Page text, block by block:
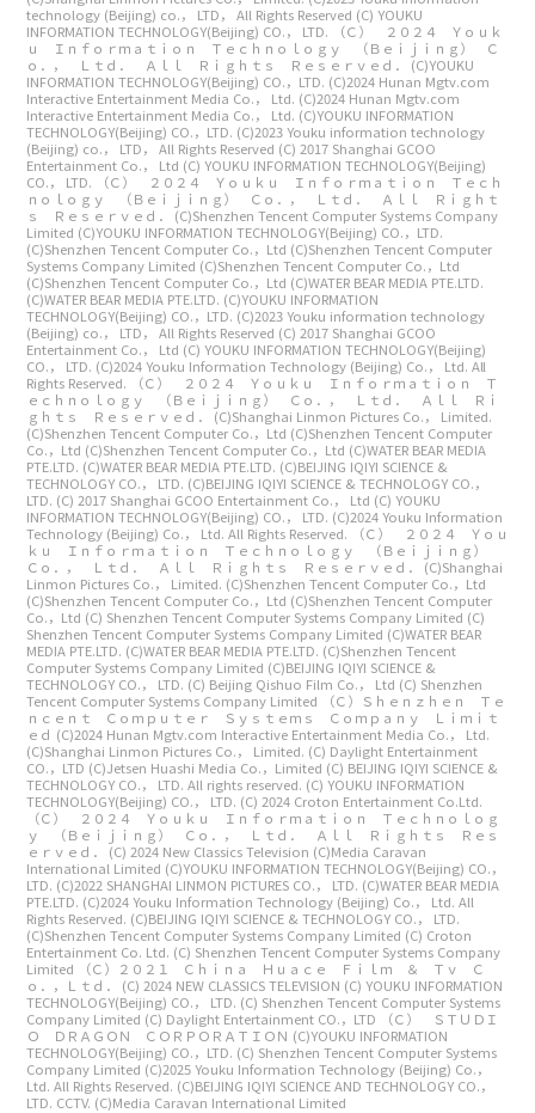
technology (Beijing) co.， LTD， All Rights Reserved (C) YOUKU
INFORMATION TECHNOLOGY(Beijing) CO.， LTD.
（Ｃ） ２０２４ Ｙｏｕｋ
ｕ Ｉｎｆｏｒｍａｔｉｏｎ Ｔｅｃｈｎｏｌｏｇｙ （Ｂｅｉｊｉｎｇ） Ｃ
ｏ．， Ｌｔｄ． Ａｌｌ Ｒｉｇｈｔｓ Ｒｅｓｅｒｖｅｄ． (C)YOUKU
INFORMATION TECHNOLOGY(Beijing) CO.，LTD. (C)2024 Hunan Mgtv.com
Interactive Entertainment Media Co.， Ltd. (C)2024 Hunan Mgtv.com
Interactive Entertainment Media Co.， Ltd. (C)YOUKU INFORMATION
TECHNOLOGY(Beijing) CO.，LTD. (C)2023 Youku information technology
(Beijing) co.， LTD， All Rights Reserved (C) 2017 Shanghai GCOO
Entertainment Co.， Ltd (C) YOUKU INFORMATION TECHNOLOGY(Beijing)
CO.， LTD.
（Ｃ） ２０２４ Ｙｏｕｋｕ Ｉｎｆｏｒｍａｔｉｏｎ Ｔｅｃｈ
ｎｏｌｏｇｙ （Ｂｅｉｊｉｎｇ） Ｃｏ．， Ｌｔｄ． Ａｌｌ Ｒｉｇｈｔ
ｓ Ｒｅｓｅｒｖｅｄ． (C)Shenzhen Tencent Computer Systems Company
Limited (C)YOUKU INFORMATION TECHNOLOGY(Beijing) CO.，LTD.
(C)Shenzhen Tencent Computer Co.，Ltd (C)Shenzhen Tencent Computer
Systems Company Limited (C)Shenzhen Tencent Computer Co.，Ltd
(C)Shenzhen Tencent Computer Co.，Ltd (C)WATER BEAR MEDIA PTE.LTD.
(C)WATER BEAR MEDIA PTE.LTD. (C)YOUKU INFORMATION
TECHNOLOGY(Beijing) CO.，LTD. (C)2023 Youku information technology
(Beijing) co.， LTD， All Rights Reserved (C) 2017 Shanghai GCOO
Entertainment Co.， Ltd (C) YOUKU INFORMATION TECHNOLOGY(Beijing)
CO.， LTD. (C)2024 Youku Information Technology (Beijing) Co.， Ltd. All
Rights Reserved.
（Ｃ） ２０２４ Ｙｏｕｋｕ Ｉｎｆｏｒｍａｔｉｏｎ Ｔ
ｅｃｈｎｏｌｏｇｙ （Ｂｅｉｊｉｎｇ） Ｃｏ．， Ｌｔｄ． Ａｌｌ Ｒｉ
ｇｈｔｓ Ｒｅｓｅｒｖｅｄ． (C)Shanghai Linmon Pictures Co.， Limited.
(C)Shenzhen Tencent Computer Co.，Ltd (C)Shenzhen Tencent Computer
Co.，Ltd (C)Shenzhen Tencent Computer Co.，Ltd (C)WATER BEAR MEDIA
PTE.LTD. (C)WATER BEAR MEDIA PTE.LTD. (C)BEIJING IQIYI SCIENCE &
TECHNOLOGY CO.， LTD. (C)BEIJING IQIYI SCIENCE & TECHNOLOGY CO.，
LTD. (C) 2017 Shanghai GCOO Entertainment Co.， Ltd (C) YOUKU
INFORMATION TECHNOLOGY(Beijing) CO.， LTD. (C)2024 Youku Information
Technology (Beijing) Co.， Ltd. All Rights Reserved.
（Ｃ） ２０２４ Ｙｏｕ
ｋｕ Ｉｎｆｏｒｍａｔｉｏｎ Ｔｅｃｈｎｏｌｏｇｙ （Ｂｅｉｊｉｎｇ）
Ｃｏ．， Ｌｔｄ． Ａｌｌ Ｒｉｇｈｔｓ Ｒｅｓｅｒｖｅｄ． (C)Shanghai
Linmon Pictures Co.， Limited. (C)Shenzhen Tencent Computer Co.，Ltd
(C)Shenzhen Tencent Computer Co.，Ltd (C)Shenzhen Tencent Computer
Co.，Ltd (C) Shenzhen Tencent Computer Systems Company Limited (C)
Shenzhen Tencent Computer Systems Company Limited (C)WATER BEAR
MEDIA PTE.LTD. (C)WATER BEAR MEDIA PTE.LTD. (C)Shenzhen Tencent
Computer Systems Company Limited (C)BEIJING IQIYI SCIENCE &
TECHNOLOGY CO.， LTD. (C) Beijing Qishuo Film Co.， Ltd (C) Shenzhen
Tencent Computer Systems Company Limited
（Ｃ）Ｓｈｅｎｚｈｅｎ Ｔｅ
ｎｃｅｎｔ Ｃｏｍｐｕｔｅｒ Ｓｙｓｔｅｍｓ Ｃｏｍｐａｎｙ Ｌｉｍｉｔ
ｅｄ (C)2024 Hunan Mgtv.com Interactive Entertainment Media Co.， Ltd.
(C)Shanghai Linmon Pictures Co.， Limited. (C) Daylight Entertainment
CO.，LTD (C)Jetsen Huashi Media Co.，Limited (C) BEIJING IQIYI SCIENCE &
TECHNOLOGY CO.， LTD. All rights reserved. (C) YOUKU INFORMATION
TECHNOLOGY(Beijing) CO.， LTD. (C) 2024 Croton Entertainment Co.Ltd.
（Ｃ） ２０２４ Ｙｏｕｋｕ Ｉｎｆｏｒｍａｔｉｏｎ Ｔｅｃｈｎｏｌｏｇ
ｙ （Ｂｅｉｊｉｎｇ） Ｃｏ．， Ｌｔｄ． Ａｌｌ Ｒｉｇｈｔｓ Ｒｅｓ
ｅｒｖｅｄ． (C) 2024 New Classics Television (C)Media Caravan
International Limited (C)YOUKU INFORMATION TECHNOLOGY(Beijing) CO.，
LTD. (C)2022 SHANGHAI LINMON PICTURES CO.， LTD. (C)WATER BEAR MEDIA
PTE.LTD. (C)2024 Youku Information Technology (Beijing) Co.， Ltd. All
Rights Reserved. (C)BEIJING IQIYI SCIENCE & TECHNOLOGY CO.， LTD.
(C)Shenzhen Tencent Computer Systems Company Limited (C) Croton
Entertainment Co. Ltd. (C) Shenzhen Tencent Computer Systems Company
Limited
（Ｃ）２０２１ Ｃｈｉｎａ Ｈｕａｃｅ Ｆｉｌｍ ＆ Ｔｖ Ｃ
ｏ．，Ｌｔｄ． (C) 2024 NEW CLASSICS TELEVISION (C) YOUKU INFORMATION
TECHNOLOGY(Beijing) CO.， LTD. (C) Shenzhen Tencent Computer Systems
Company Limited (C) Daylight Entertainment CO.，LTD
（Ｃ） ＳＴＵＤＩ
Ｏ ＤＲＡＧＯＮ ＣＯＲＰＯＲＡＴＩＯＮ (C)YOUKU INFORMATION
TECHNOLOGY(Beijing) CO.，LTD. (C) Shenzhen Tencent Computer Systems
Company Limited (C)2025 Youku Information Technology (Beijing) Co.，
Ltd. All Rights Reserved. (C)BEIJING IQIYI SCIENCE AND TECHNOLOGY CO.，
LTD. CCTV. (C)Media Caravan International Limited